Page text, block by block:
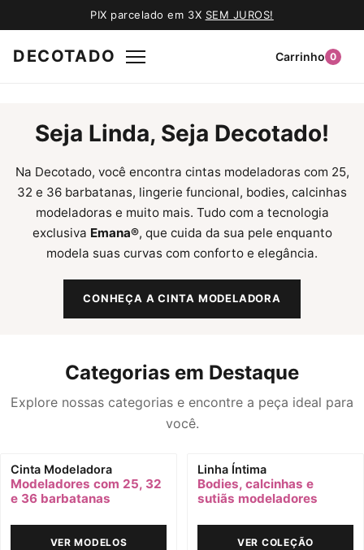
PIX parcelado em 3X SEM JUROS!
DECOTADO Carrinho 0
Seja Linda, Seja Decotado!
Na Decotado, você encontra cintas modeladoras com 25,
32 e 36 barbatanas, lingerie funcional, bodies, calcinhas
modeladoras e muito mais. Tudo com a tecnologia
exclusiva Emana®, que cuida da sua pele enquanto
modela suas curvas com conforto e elegância.
CONHEÇA A CINTA MODELADORA
Categorias em Destaque
Explore nossas categorias e encontre a peça ideal para
você.
Cinta Modeladora
Modeladores com 25, 32
e 36 barbatanas
VER MODELOS
Linha Íntima
Bodies, calcinhas e
sutiãs modeladores
VER COLEÇÃO